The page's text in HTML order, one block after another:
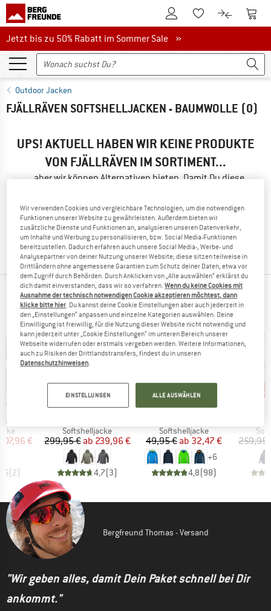
Zum KundenkontoZum Merkzettel.
Zum Zum
Jetzt bis zu 50% Rabatt im Sommer Sale
Jetzt bis zu 50% Rabatt im Sommer Sale »
Outdoor Jacken
FJÄLLRÄVEN SOFTSHELLJACKEN - BAUMWOLLE (0)
UPS! AKTUELL HABEN WIR KEINE PRODUKTE
VON FJÄLLRÄVEN IM SORTIMENT...
...aber wir können Alternativen bieten. Damit Du diese
nutzen:
» Gehe zurück zur vorherigen Seiteund versuche es mit
weniger Filterwerten.
TOP PRODUKTE DEINER LIEBLINGSMARKEN
Hoody
Preis
€
(2)
MARKE
ARC'TERYX
Produktgruppe
Softshelljacke
Preis
299,95 € reduzierter Preis
ab 239,96 €
4,7(3)
Rabatt
bis 20%
MARKE
TROLLKIDS
Produktgruppe
Softshelljacke
Preis
49,95 € reduzierter Preis
ab 32,47 €
+6
4,8(98)
Rabatt
bis 35%
259,95
Bergfreund Thomas - Versand
"Wir geben alles, damit Dein Paket schnell bei Dir
ankommt."
Wir verwenden Cookies und vergleichbare Technologien, um die notwendigen
Funktionen unserer Website zu gewährleisten. Außerdem bieten wir
zusätzliche Dienste und Funktionen an, analysieren unseren Datenverkehr,
um Inhalte und Werbung zu personalisieren, bzw. Social Media-Funktionen
bereitzustellen. Dadurch erfahren auch unsere Social Media-, Werbe- und
Analysepartner von deiner Nutzung unserer Website; diese sitzen teilweise in
Drittländern ohne angemessene Garantien zum Schutz deiner Daten, etwa vor
dem Zugriff durch Behörden. Durch Anklicken von „Alle auswählen“ erklärst du
dich damit einverstanden, dass wir so verfahren.Wenn du keine Cookies mit
Ausnahme der technisch notwendigen Cookie akzeptieren möchtest, dann
klicke bitte hier. Du kannst deine Cookie Einstellungen aber auch jederzeit in
den „Einstellungen“ anpassen und einzelne Kategorien auswählen. Deine
Einwilligung ist freiwillig, für die Nutzung dieser Website nicht notwendig und
kann jederzeit unter „Cookie Einstellungen“ im unteren Bereich unserer
Webseite widerrufen oder erstmals vergeben werden. Weitere Informationen,
auch zu Risiken der Drittlandstransfers, findest du in unseren
Datenschutzhinweisen.
EINSTELLUNGEN ALLE AUSWÄHLEN